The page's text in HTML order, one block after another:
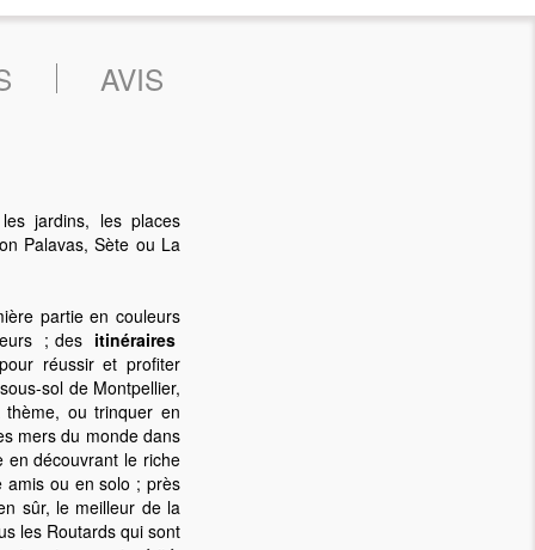
AVIS
jardins, les places
Palavas, Sète ou La
partie en couleurs
; des itinéraires
réussir et profiter
sol de Montpellier,
thème, ou trinquer en
mers du monde dans
en découvrant le riche
ou en solo ; près
sûr, le meilleur de la
les Routards qui sont